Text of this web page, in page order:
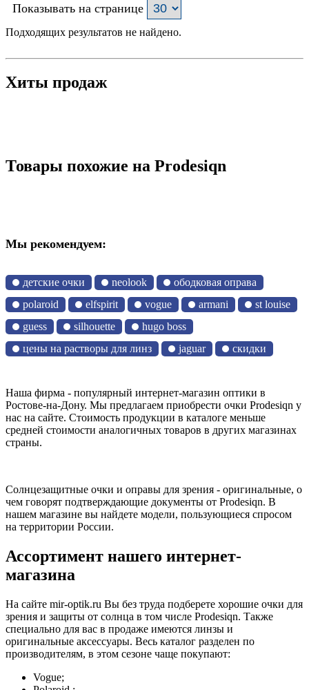
Показывать на странице
Подходящих результатов не найдено.
Хиты продаж
Товары похожие на Prodesiqn
Мы рекомендуем:
детские очки neolook
ободковая оправа
polaroid
elfspirit vogue armani
st louise
guess
silhouette
hugo boss
цены на растворы для линз
jaguar скидки
Наша фирма - популярный интернет-магазин оптики в
Ростове-на-Дону. Мы предлагаем приобрести очки Prodesiqn у
нас на сайте. Стоимость продукции в каталоге меньше
средней стоимости аналогичных товаров в других магазинах
страны.
Солнцезащитные очки и оправы для зрения - оригинальные, о
чем говорят подтверждающие документы от Prodesiqn. В
нашем магазине вы найдете модели, пользующиеся спросом
на территории России.
Ассортимент нашего интернет-
магазина
На сайте mir-optik.ru Вы без труда подберете хорошие очки для
зрения и защиты от солнца в том числе Prodesiqn. Также
специально для вас в продаже имеются линзы и
оригинальные аксессуары. Весь каталог разделен по
производителям, в этом сезоне чаще покупают:
Vogue;